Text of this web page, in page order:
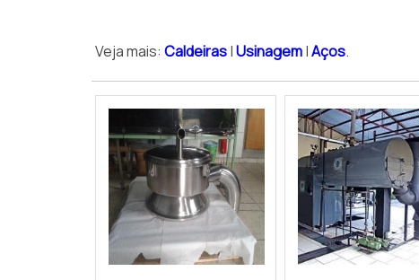
Veja mais: Caldeiras|Usinagem|Aços.